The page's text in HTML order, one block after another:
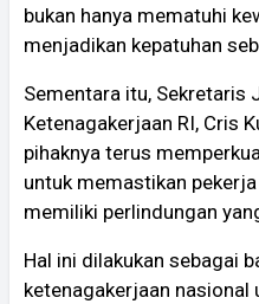
bukan hanya mematuhi
menjadikan kepatuhan
Sementara itu, Sekretaris
Ketenagakerjaan RI, Cris
pihaknya terus
untuk memastikan
memiliki perlindungan
Hal ini dilakukan sebagai
ketenagakerjaan